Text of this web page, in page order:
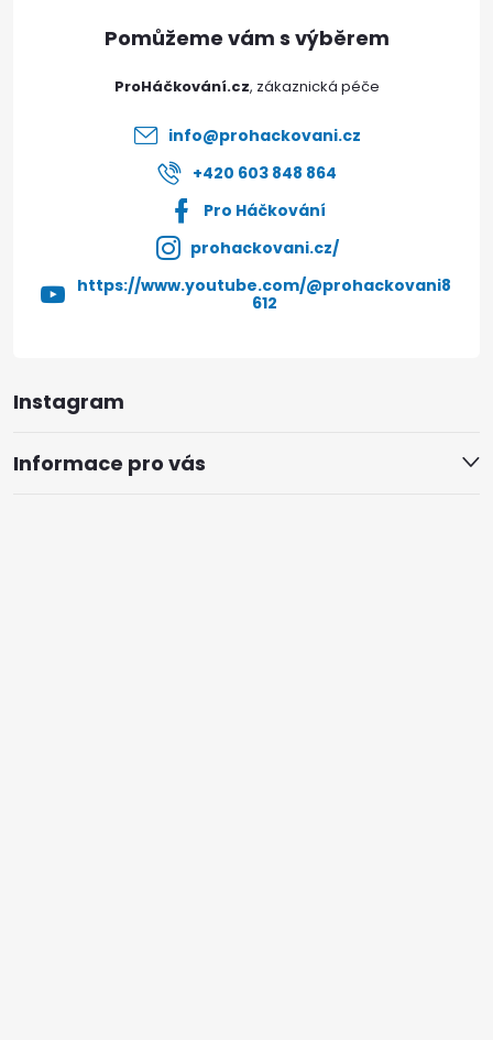
Instagram
Informace pro vás
ProHáčkování.cz
info@prohackovani.cz
+420 603 848 864
Pro Háčkování
prohackovani.cz/
https://www.youtube.com/@prohackovani8
612